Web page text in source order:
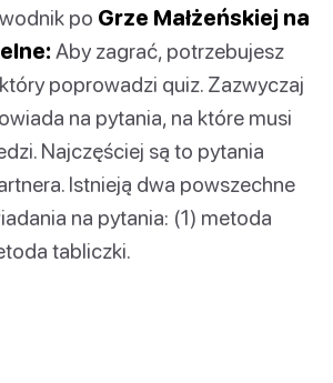
po Grze Małżeńskiej na
Aby zagrać, potrzebujesz
poprowadzi quiz. Zazwyczaj
na pytania, na które musi
Najczęściej są to pytania
Istnieją dwa powszechne
na pytania: (1) metoda
tabliczki.